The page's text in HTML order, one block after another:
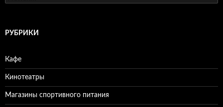
а
иРУБРИКИ
Кафе
Кинотеатры
Магазины спортивного питания